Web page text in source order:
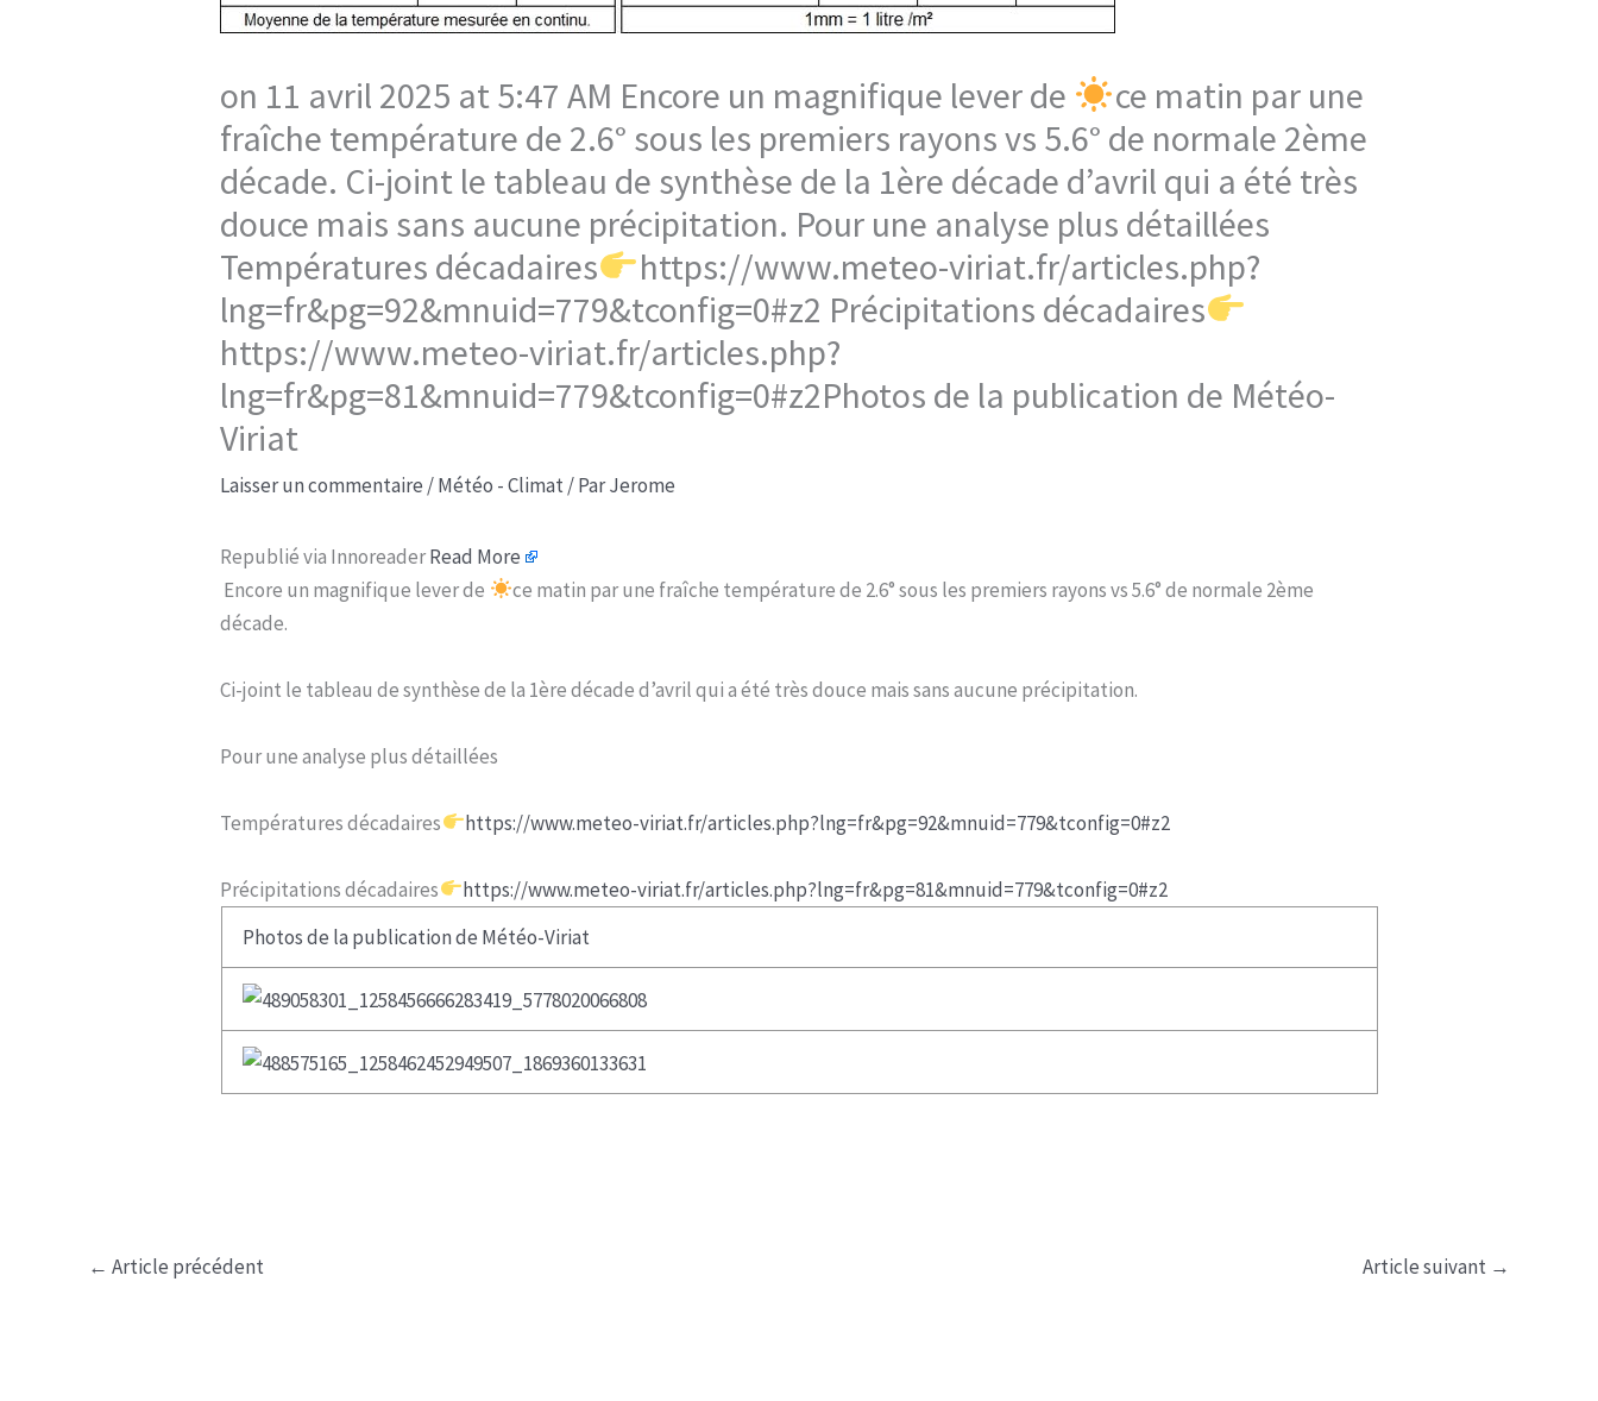
on 11 avril 2025 at 5:47 AM Encore un magnifique lever de
ce matin par une
fraîche température de 2.6° sous les premiers rayons vs 5.6° de normale 2ème
décade. Ci-joint le tableau de synthèse de la 1ère décade d’avril qui a été très
douce mais sans aucune précipitation. Pour une analyse plus détaillées
Températures décadaires
https://www.meteo-viriat.fr/articles.php?
lng=fr&pg=92&mnuid=779&tconfig=0#z2 Précipitations décadaires
https://www.meteo-viriat.fr/articles.php?
lng=fr&pg=81&mnuid=779&tconfig=0#z2Photos de la publication de Météo-
Viriat
Laisser un commentaire /Météo - Climat/ ParJerome
Republié via InnoreaderRead More
Encore un magnifique lever de
ce matin par une fraîche température de 2.6° sous les premiers rayons vs 5.6° de normale 2ème
décade.
Ci-joint le tableau de synthèse de la 1ère décade d’avril qui a été très douce mais sans aucune précipitation.
Pour une analyse plus détaillées
Températures décadaires https://www.meteo-viriat.fr/articles.php?lng=fr&pg=92&mnuid=779&tconfig=0#z2
Précipitations décadaires
https://www.meteo-viriat.fr/articles.php?lng=fr&pg=81&mnuid=779&tconfig=0#z2
Photos de la publication de Météo-Viriat
← Article précédent Article suivant →